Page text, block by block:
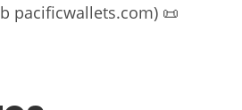
pacificwallets.com) 📜